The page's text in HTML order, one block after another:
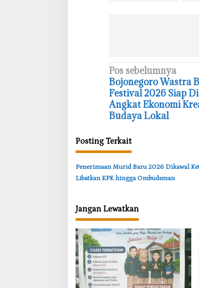
N
a
v
i
a
i
s
Pos sebelumnya
‎Bojonegoro Wastra
Festival 2026 Siap
Angkat Ekonomi
Budaya Lokal
Posting Terkait
‎Penerimaan Murid Baru 2026 Dikawal
Libatkan KPK hingga Ombudsman
Jangan Lewatkan